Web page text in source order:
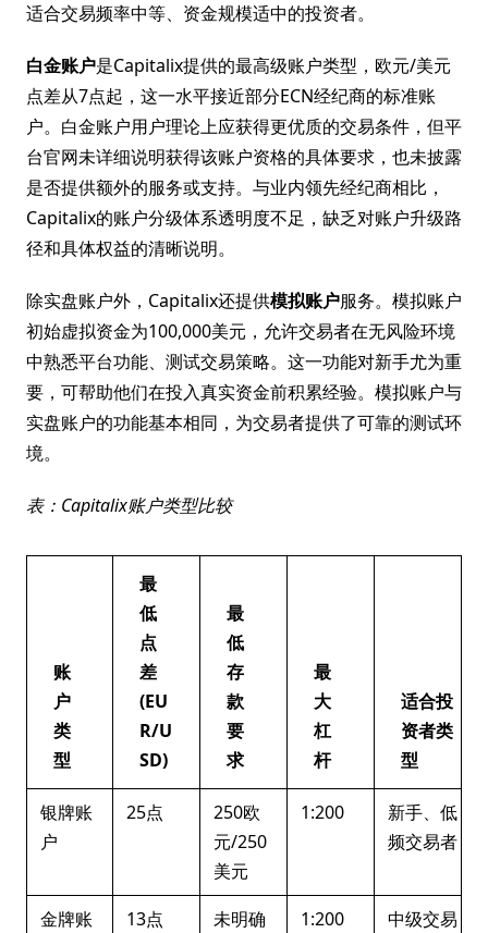
适合交易频率中等、资金规模适中的投资者。
白金账户是Capitalix提供的最高级账户类型，欧元/美元
点差从7点起，这一水平接近部分ECN经纪商的标准账
户。白金账户用户理论上应获得更优质的交易条件，但平
台官网未详细说明获得该账户资格的具体要求，也未披露
是否提供额外的服务或支持。与业内领先经纪商相比，
Capitalix的账户分级体系透明度不足，缺乏对账户升级路
径和具体权益的清晰说明。
除实盘账户外，Capitalix还提供模拟账户服务。模拟账户
初始虚拟资金为100,000美元，允许交易者在无风险环境
中熟悉平台功能、测试交易策略。这一功能对新手尤为重
要，可帮助他们在投入真实资金前积累经验。模拟账户与
实盘账户的功能基本相同，为交易者提供了可靠的测试环
境。
表：Capitalix账户类型比较
账
户
类
型
最
低
点
差
(EU
R/U
SD)
最
低
存
款
要
求
最
大
杠
杆
适合投
资者类
型
银牌账
户
25点
250欧
元/250
美元
1:200
新手、低
频交易者
金牌账
13点
未明确
1:200
中级交易